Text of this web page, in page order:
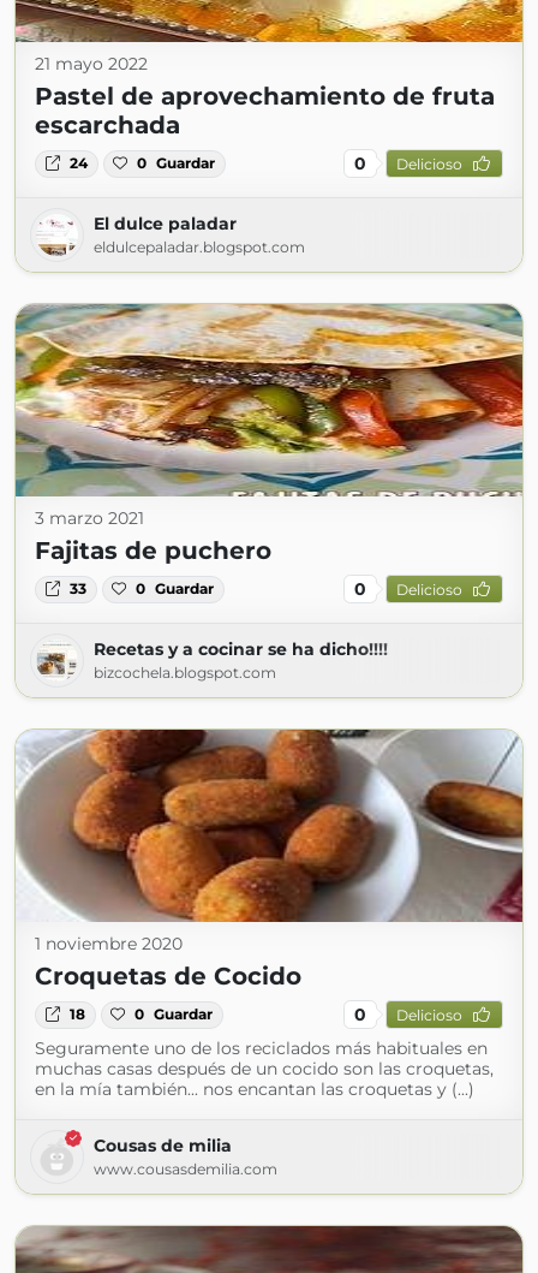
21 mayo 2022
Pastel de aprovechamiento de fruta
escarchada
24 0 Guardar 0 Delicioso
El dulce paladar
eldulcepaladar.blogspot.com
3 marzo 2021
Fajitas de puchero
33 0 Guardar 0 Delicioso
Recetas y a cocinar se ha dicho!!!!
bizcochela.blogspot.com
1 noviembre 2020
Croquetas de Cocido
18 0 Guardar 0 Delicioso
Seguramente uno de los reciclados más habituales en
muchas casas después de un cocido son las croquetas,
en la mía también... nos encantan las croquetas y (...)
Cousas de milia
www.cousasdemilia.com